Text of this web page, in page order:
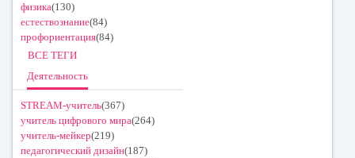
физика(130)
естествознание(84)
профориентация(84)
ВСЕ ТЕГИ
Деятельность
STREAM-учитель(367)
учитель цифрового мира(264)
учитель-мейкер(219)
педагогический дизайн(187)